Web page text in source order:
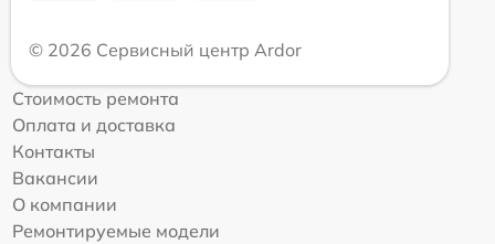
© 2026 Сервисный центр Ardor
Стоимость ремонта
Оплата и доставка
Контакты
Вакансии
О компании
Ремонтируемые модели